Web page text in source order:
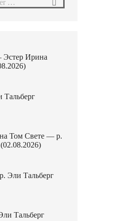
Ирина
Том Свете — р.
Эли Тальберг
Тальберг